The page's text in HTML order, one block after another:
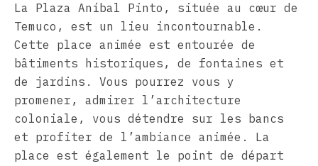
La Plaza Aníbal Pinto, située au cœur de
Temuco, est un lieu incontournable.
Cette place animée est entourée de
bâtiments historiques, de fontaines et
de jardins. Vous pourrez vous y
promener, admirer l’architecture
coloniale, vous détendre sur les bancs
et profiter de l’ambiance animée. La
place est également le point de départ